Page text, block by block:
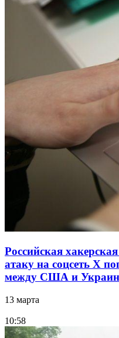
Российская
атаку на соцсеть Х
между США и
13 марта
10:58